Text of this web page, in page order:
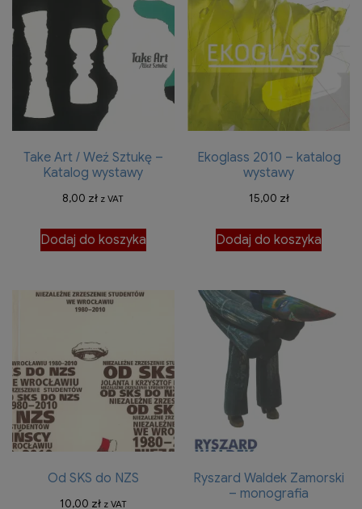
Opcje
można
wybrać
stronie
produktu
Take Art / Weź Sztukę –
Katalog wystawy
8,00 zł z VAT
Dodaj do koszyka
Ekoglass 2010 – katalog
wystawy
15,00 zł
Dodaj do koszyka
Od SKS do NZS
10,00 zł z VAT
Ryszard Waldek Zamorski
– monografia